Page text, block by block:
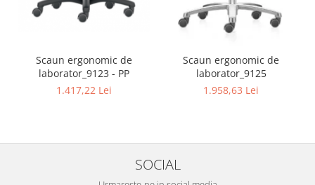
Scaun ergonomic de
laborator_9123 - PP
1.417,22 Lei
Scaun ergonomic de
laborator_9125
1.958,63 Lei
SOCIAL